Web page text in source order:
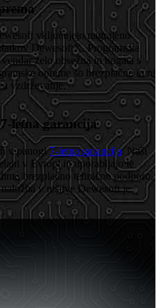
vključujejo nagrajeno
DewesoftX. Programska
zelo obsežna in bogata s
opreme so brezplačne in ni
vzdrževanje.
letna garancija
v panogi7-letna garancija. Naši
v Evropi in uporabljajo le
brezplačno tehnično podporo,
v rešitve Dewesoft je